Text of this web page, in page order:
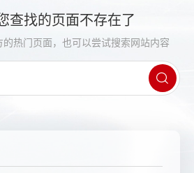
查找的页面不存在了
的热门页面，也可以尝试搜索网站内容